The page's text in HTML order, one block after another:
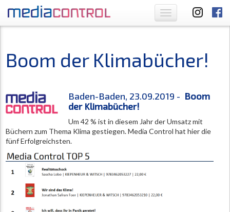
Toggle
navigation
Boom der Klimabücher!
Baden-Baden, 23.09.2019 - Boom
der Klimabücher!
Um 42 % ist in diesem Jahr der Umsatz mit
Büchern zum Thema Klima gestiegen. Media Control hat hier die
fünf Erfolgreichsten.